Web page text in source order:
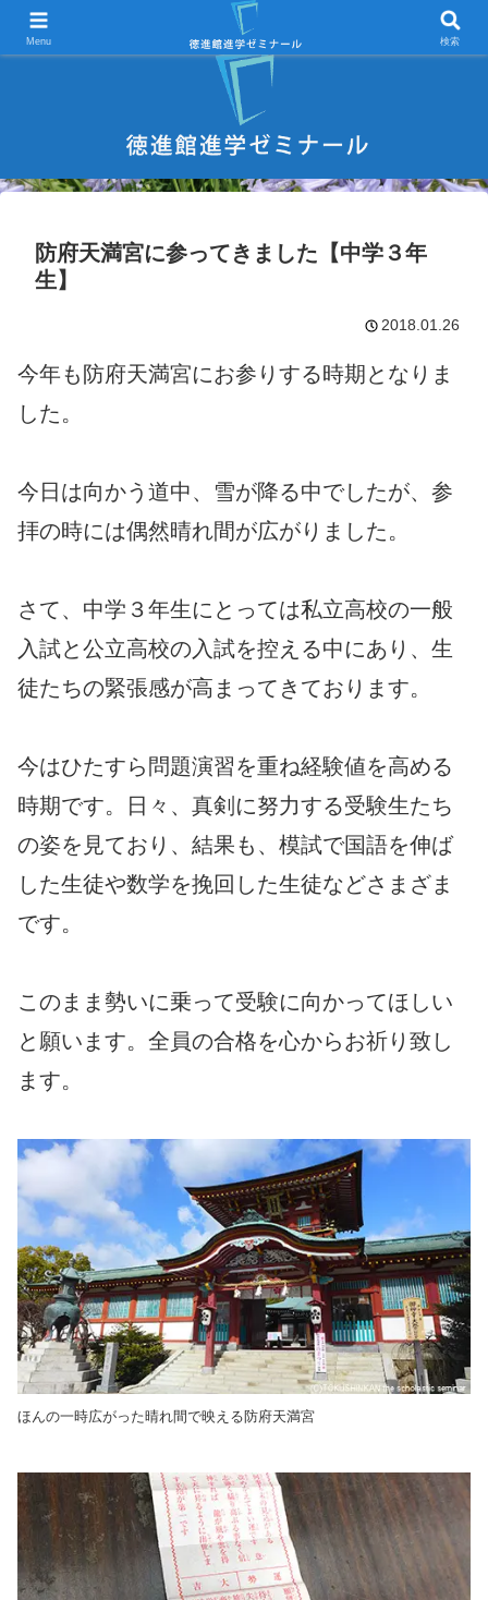
宇部市 学習塾 中学受験 高校受験 大学受験 進学塾 試験対策
防府天満宮に参ってきました【中学３年
生】
2018.01.26
今年も防府天満宮にお参りする時期となりま
した。
今日は向かう道中、雪が降る中でしたが、参
拝の時には偶然晴れ間が広がりました。
さて、中学３年生にとっては私立高校の一般
入試と公立高校の入試を控える中にあり、生
徒たちの緊張感が高まってきております。
今はひたすら問題演習を重ね経験値を高める
時期です。日々、真剣に努力する受験生たち
の姿を見ており、結果も、模試で国語を伸ば
した生徒や数学を挽回した生徒などさまざま
です。
このまま勢いに乗って受験に向かってほしい
と願います。全員の合格を心からお祈り致し
ます。
ほんの一時広がった晴れ間で映える防府天満宮
Menu 検索